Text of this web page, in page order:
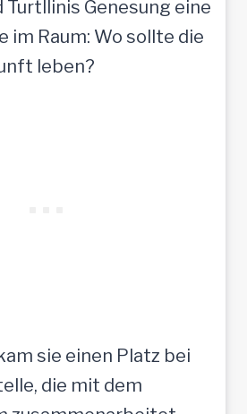
Turtllinis Genesung eine
im Raum: Wo sollte die
leben?
sie einen Platz bei
die mit dem